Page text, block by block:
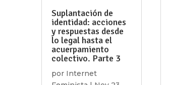
Suplantación de
identidad: acciones
y respuestas desde
lo legal hasta el
acuerpamiento
colectivo. Parte 3
por Internet